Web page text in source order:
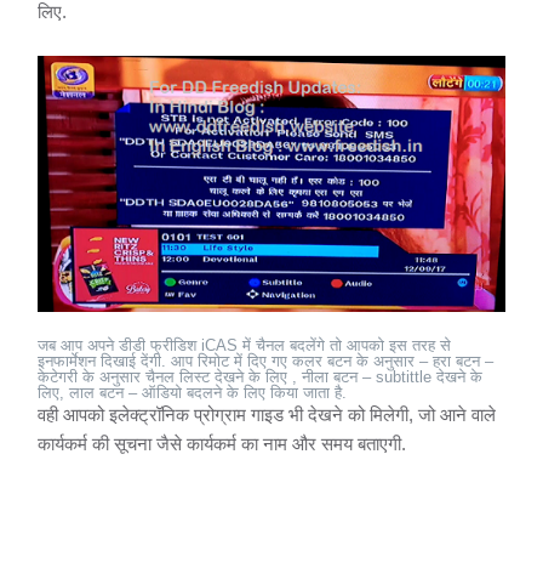
लिए.
जब आप अपने डीडी फ्रीडिश iCAS में चैनल बदलेंगे तो आपको इस तरह से
इनफार्मेशन दिखाई देंगी. आप रिमोट में दिए गए कलर बटन के अनुसार – हरा बटन –
केटेगरी के अनुसार चैनल लिस्ट देखने के लिए , नीला बटन – subtittle देखने के
लिए, लाल बटन – ऑडियो बदलने के लिए किया जाता है.
वही आपको इलेक्ट्रॉनिक प्रोग्राम गाइड भी देखने को मिलेगी, जो आने वाले
कार्यकर्म की सूचना जैसे कार्यकर्म का नाम और समय बताएगी.